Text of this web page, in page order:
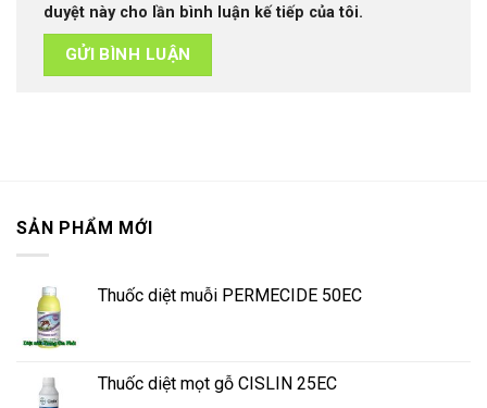
duyệt này cho lần bình luận kế tiếp của tôi.
SẢN PHẨM MỚI
Thuốc diệt muỗi PERMECIDE 50EC
Thuốc diệt mọt gỗ CISLIN 25EC